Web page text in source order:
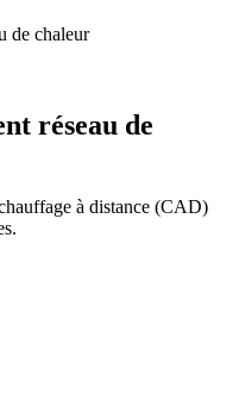
de chaleur
réseau de
à distance (CAD)